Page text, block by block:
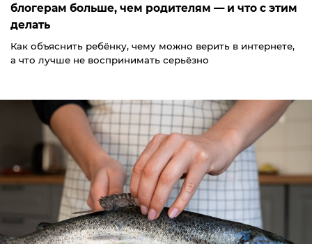
блогерам больше, чем родителям — и что с этим
делать
Как объяснить ребёнку, чему можно верить в интернете,
а что лучше не воспринимать серьёзно